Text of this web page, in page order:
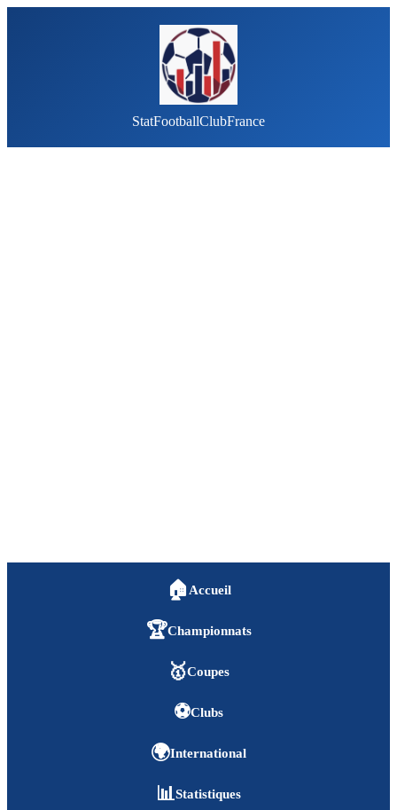
StatFootballClubFrance
🏠 Accueil
🏆Championnats
🥇Coupes
⚽Clubs
🌍International
📊Statistiques